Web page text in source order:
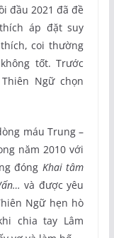
đầu 2021 đã đề
áp đặt suy
coi thường
tốt. Trước
Ngữ chọn
máu Trung –
năm 2010 với
đóng Khai tâm
và được yêu
Ngữ hẹn hò
chia tay Lâm